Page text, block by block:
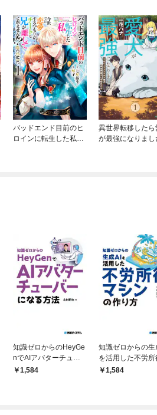
バッドエンド目前のヒ
ロインに転生した私、
異世界転移したら
が最強になりまし
知識ゼロからのHeyGe
nでAIアバターチュー
バーになる方法
1,584
知識ゼロからの生
を活用した不労所
シンの作り方
1,584